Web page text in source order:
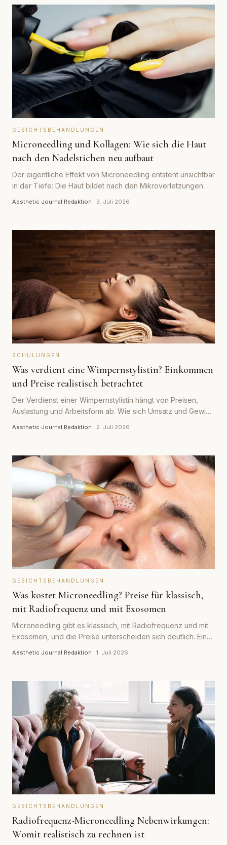
GESICHTSBEHANDLUNGEN
Microneedling und Kollagen: Wie sich die Haut
nach den Nadelstichen neu aufbaut
Der eigentliche Effekt von Microneedling entsteht unsichtbar
in der Tiefe: Die Haut bildet nach den Mikroverletzungen
Aesthetic Journal Redaktion · 3. Juli 2026
SCHULUNGEN
Was verdient eine Wimpernstylistin? Einkommen
und Preise realistisch betrachtet
Der Verdienst einer Wimpernstylistin hängt von Preisen,
Auslastung und Arbeitsform ab. Wie sich Umsatz und Gewinn
Aesthetic Journal Redaktion · 2. Juli 2026
GESICHTSBEHANDLUNGEN
Was kostet Microneedling? Preise für klassisch,
mit Radiofrequenz und mit Exosomen
Microneedling gibt es klassisch, mit Radiofrequenz und mit
Exosomen, und die Preise unterscheiden sich deutlich. Ein
Aesthetic Journal Redaktion · 1. Juli 2026
GESICHTSBEHANDLUNGEN
Radiofrequenz-Microneedling Nebenwirkungen:
Womit realistisch zu rechnen ist